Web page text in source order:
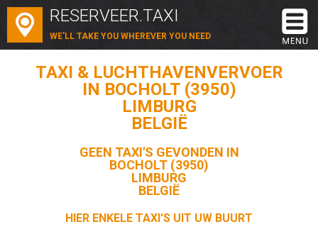
RESERVEER.TAXI
WE'LL TAKE YOU WHEREVER YOU NEED
TAXI & LUCHTHAVENVERVOER
IN BOCHOLT (3950)
LIMBURG
BELGIË
GEEN TAXI'S GEVONDEN IN
BOCHOLT (3950)
LIMBURG
BELGIË
HIER ENKELE TAXI'S UIT UW BUURT